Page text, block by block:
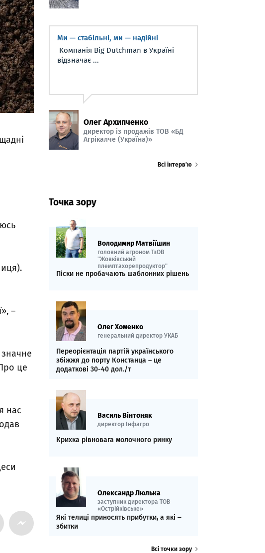
–
це
нас
Ми — стабільні, ми — надійні
Компанія Big Dutchman в Україні
відзначає ...
Олег Архипченко
директор із продажів ТОВ «БД
Агрікалче (Україна)»
Всі інтерв’ю
Точка зору
Володимир Матвіїшин
головний агроном ТзОВ
"Жовківський
племптахорепродуктор"
Піски не пробачають шаблонних рішень
Олег Хоменко
генеральний директор УКАБ
Переорієнтація партій українського
збіжжя до порту Констанца – це
додаткові 30-40 дол./т
Василь Вінтоняк
директор Інфагро
Крихка рівновага молочного ринку
Олександр Люлька
заступник директора ТОВ
«Острійківське»
Які телиці приносять прибутки, а які ‒
збитки
Всі точки зору